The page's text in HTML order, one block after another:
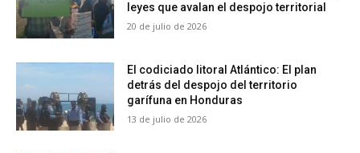
leyes que avalan el despojo territorial
20 de julio de 2026
El codiciado litoral Atlántico: El plan
detrás del despojo del territorio
garífuna en Honduras
13 de julio de 2026